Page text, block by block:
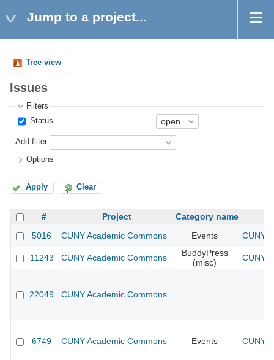
Jump to a project...
Tree view
Issues
Filters
Status
Add filter
Options
Apply Clear
# Project
Category name
5016
CUNY Academic Commons Events CUNY
11243 CUNY Academic Commons
BuddyPress
(misc)
CUNY
22049 CUNY Academic Commons
6749 CUNY Academic Commons Events CUNY